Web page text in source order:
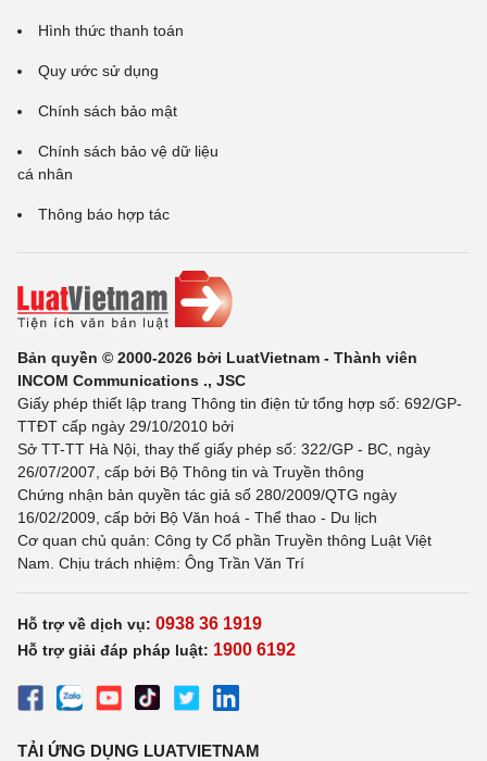
Hình thức thanh toán
Quy ước sử dụng
Chính sách bảo mật
Chính sách bảo vệ dữ liệu
cá nhân
Thông báo hợp tác
Bản quyền © 2000-2026 bởi LuatVietnam - Thành viên
INCOM Communications ., JSC
Giấy phép thiết lập trang Thông tin điện tử tổng hợp số: 692/GP-
TTĐT cấp ngày 29/10/2010 bởi
Sở TT-TT Hà Nội, thay thế giấy phép số: 322/GP - BC, ngày
26/07/2007, cấp bởi Bộ Thông tin và Truyền thông
Chứng nhận bản quyền tác giả số 280/2009/QTG ngày
16/02/2009, cấp bởi Bộ Văn hoá - Thể thao - Du lịch
Cơ quan chủ quản: Công ty Cổ phần Truyền thông Luật Việt
Nam. Chịu trách nhiệm: Ông Trần Văn Trí
Hỗ trợ về dịch vụ: 0938 36 1919
Hỗ trợ giải đáp pháp luật: 1900 6192
TẢI ỨNG DỤNG LUATVIETNAM